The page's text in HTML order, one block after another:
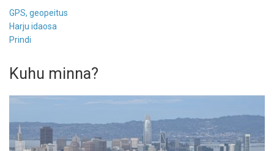
GPS, geopeitus
Harju idaosa
Prindi
Kuhu minna?